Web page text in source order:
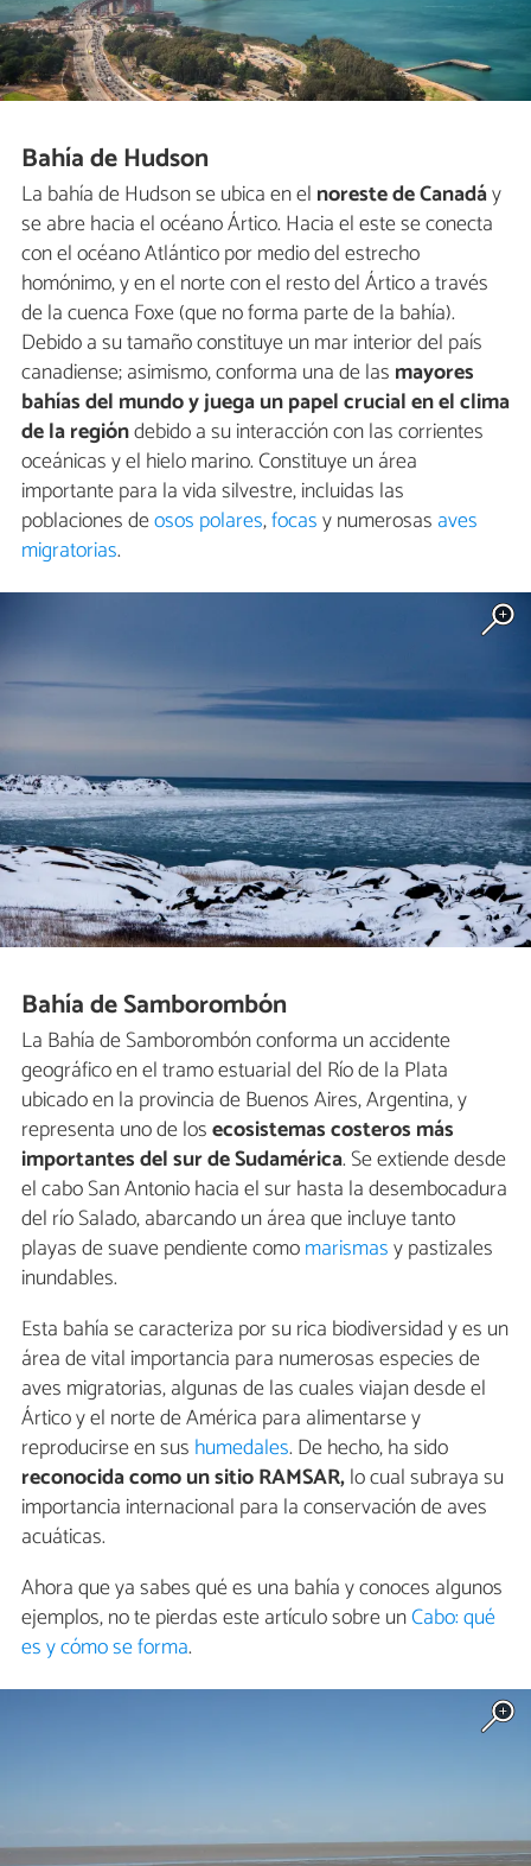
Bahía de Hudson
La bahía de Hudson se ubica en el noreste de Canadáy
se abre hacia el océano Ártico. Hacia el este se conecta
con el océano Atlántico por medio del estrecho
homónimo, y en el norte con el resto del Ártico a través
de la cuenca Foxe (que no forma parte de la bahía).
Debido a su tamaño constituye un mar interior del país
canadiense; asimismo, conforma una de las mayores
bahías del mundo y juega un papel crucial en el clima
de la regióndebido a su interacción con las corrientes
oceánicas y el hielo marino. Constituye un área
importante para la vida silvestre, incluidas las
poblaciones deosos polares,focasy numerosas aves
migratorias.
Bahía de Samborombón
La Bahía de Samborombón conforma un accidente
geográfico en el tramo estuarial del Río de la Plata
ubicado en la provincia de Buenos Aires, Argentina, y
representa uno de losecosistemas costeros más
importantes del sur de Sudamérica. Se extiende desde
el cabo San Antonio hacia el sur hasta la desembocadura
del río Salado, abarcando un área que incluye tanto
playas de suave pendiente comomarismasy pastizales
inundables.
Esta bahía se caracteriza por su rica biodiversidad y es un
área de vital importancia para numerosas especies de
aves migratorias, algunas de las cuales viajan desde el
Ártico y el norte de América para alimentarse y
reproducirse en sus humedales. De hecho, ha sido
reconocida como un sitio RAMSAR,lo cual subraya su
importancia internacional para la conservación de aves
acuáticas.
Ahora que ya sabes qué es una bahía y conoces algunos
ejemplos, no te pierdas este artículo sobre unCabo: qué
es y cómo se forma.